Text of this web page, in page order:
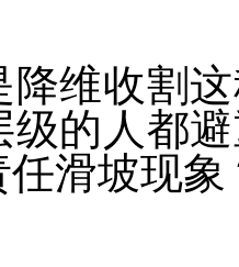
降维收割
级的人都
滑坡现象